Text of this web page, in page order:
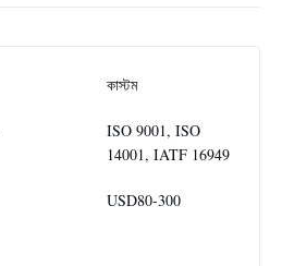
কাস্টম
ISO 9001, ISO
14001, IATF 16949
USD80-300